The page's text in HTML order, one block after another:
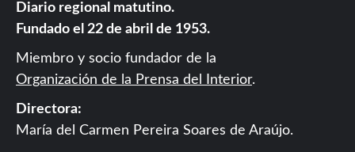
Diario regional matutino.
Fundado el 22 de abril de 1953.
Miembro y socio fundador de la
Organización de la Prensa del Interior.
Directora:
María del Carmen Pereira Soares de Araújo.